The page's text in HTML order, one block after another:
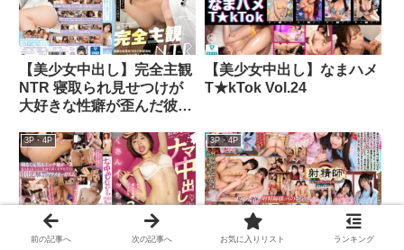
【美少女中出し】完全主観
NTR 寝取られ見せつけが
大好きな性癖が歪んだ彼女
日常 南乃そら
【美少女中出し】なまハメ
T★kTok Vol.24
3P・4P
【美少女中出し】初めての
3P・4P
【美少女中出し】【VR】
前の記事へ 次の記事へ お気に入りリスト ランキング